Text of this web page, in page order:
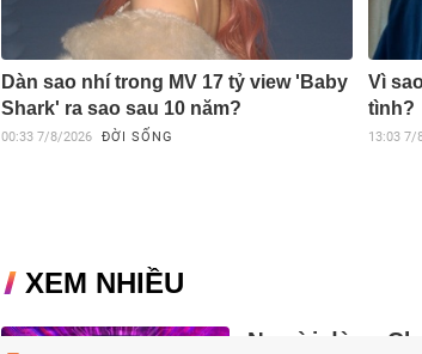
Dàn sao nhí trong MV 17 tỷ view 'Baby
Shark' ra sao sau 10 năm?
00:33 7/8/2026 ĐỜI SỐNG
Vì
tình?
13:03 7/
XEM NHIỀU
Người dùng